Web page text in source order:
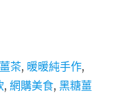
茶, 暖暖純手作,
, 網購美食, 黑糖薑